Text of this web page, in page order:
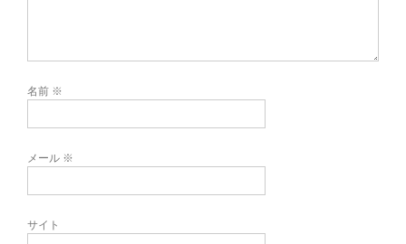
名前 ※
メール ※
サイト